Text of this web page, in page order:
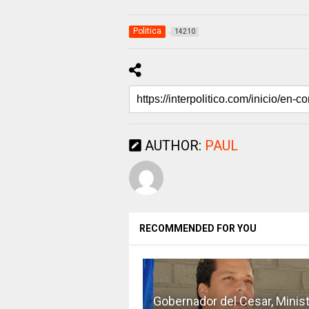
Politica 14210
AUTHOR: PAUL
RECOMMENDED FOR YOU
Gobernador del Cesar,